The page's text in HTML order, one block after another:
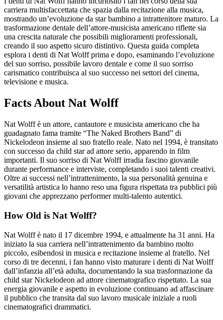
carriera multisfaccettata che spazia dalla recitazione alla musica,
mostrando un’evoluzione da star bambino a intrattenitore maturo. La
trasformazione dentale dell’attore-musicista americano riflette sia
una crescita naturale che possibili miglioramenti professionali,
creando il suo aspetto sicuro distintivo. Questa guida completa
esplora i denti di Nat Wolff prima e dopo, esaminando l’evoluzione
del suo sorriso, possibile lavoro dentale e come il suo sorriso
carismatico contribuisca al suo successo nei settori del cinema,
televisione e musica.
Facts About Nat Wolff
Nat Wolff è un attore, cantautore e musicista americano che ha
guadagnato fama tramite “The Naked Brothers Band” di
Nickelodeon insieme al suo fratello reale. Nato nel 1994, è transitato
con successo da child star ad attore serio, apparendo in film
importanti. Il suo sorriso di Nat Wolff irradia fascino giovanile
durante performance e interviste, completando i suoi talenti creativi.
Oltre ai successi nell’intrattenimento, la sua personalità genuina e
versatilità artistica lo hanno reso una figura rispettata tra pubblici più
giovani che apprezzano performer multi-talento autentici.
How Old is Nat Wolff?
Nat Wolff è nato il 17 dicembre 1994, e attualmente ha 31 anni. Ha
iniziato la sua carriera nell’intrattenimento da bambino molto
piccolo, esibendosi in musica e recitazione insieme al fratello. Nel
corso di tre decenni, i fan hanno visto maturare i denti di Nat Wolff
dall’infanzia all’età adulta, documentando la sua trasformazione da
child star Nickelodeon ad attore cinematografico rispettato. La sua
energia giovanile e aspetto in evoluzione continuano ad affascinare
il pubblico che transita dal suo lavoro musicale iniziale a ruoli
cinematografici drammatici.